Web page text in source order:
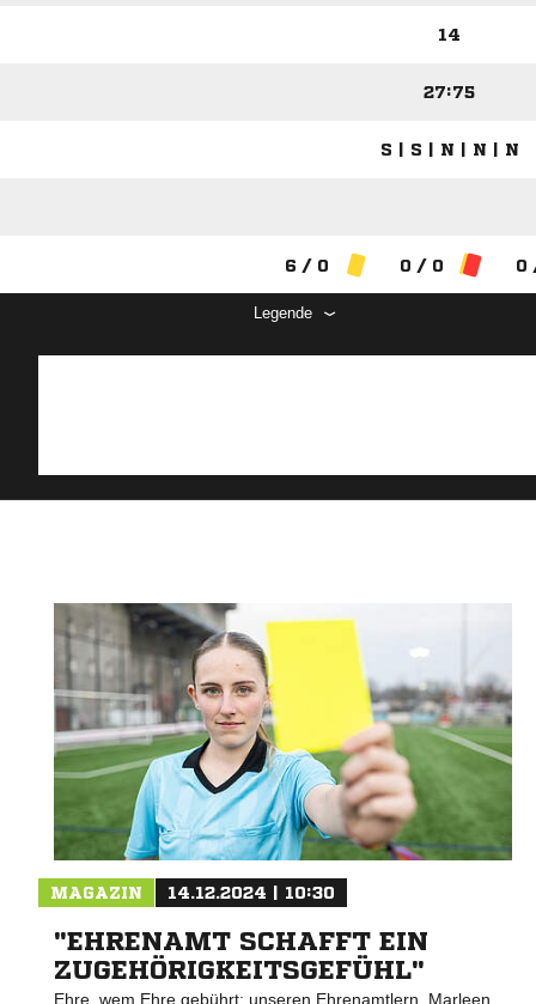
14
27:75
S | S | N | N | N
6 / 0 0 / 0 0
Legende
MAGAZIN 14.12.2024 | 10:30
"EHRENAMT SCHAFFT EIN
ZUGEHÖRIGKEITSGEFÜHL"
Ehre, wem Ehre gebührt: unseren Ehrenamtlern. Marleen